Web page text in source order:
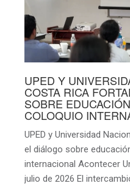
UPED Y
COSTA RICA
SOBRE
COLOQUIO
UPED y Universidad
el diálogo sobre
internacional Acontecer
julio de 2026 El